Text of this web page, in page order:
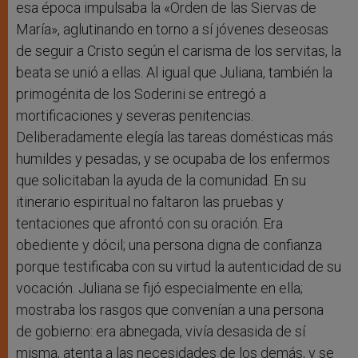
esa época impulsaba la «Orden de las Siervas de
María», aglutinando en torno a sí jóvenes deseosas
de seguir a Cristo según el carisma de los servitas, la
beata se unió a ellas. Al igual que Juliana, también la
primogénita de los Soderini se entregó a
mortificaciones y severas penitencias.
Deliberadamente elegía las tareas domésticas más
humildes y pesadas, y se ocupaba de los enfermos
que solicitaban la ayuda de la comunidad. En su
itinerario espiritual no faltaron las pruebas y
tentaciones que afrontó con su oración. Era
obediente y dócil; una persona digna de confianza
porque testificaba con su virtud la autenticidad de su
vocación. Juliana se fijó especialmente en ella;
mostraba los rasgos que convenían a una persona
de gobierno: era abnegada, vivía desasida de sí
misma, atenta a las necesidades de los demás, y se